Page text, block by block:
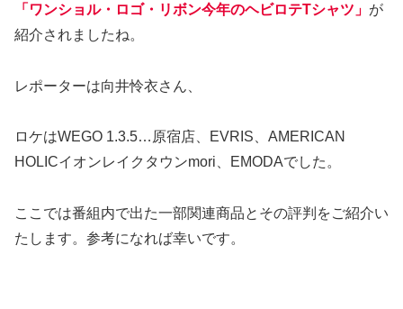
「ワンショル・ロゴ・リボン今年のヘビロテTシャツ」 が
紹介されましたね。
レポーターは向井怜衣さん、
ロケはWEGO 1.3.5…原宿店、EVRIS、AMERICAN
HOLICイオンレイクタウンmori、EMODAでした。
ここでは番組内で出た一部関連商品とその評判をご紹介い
たします。参考になれば幸いです。